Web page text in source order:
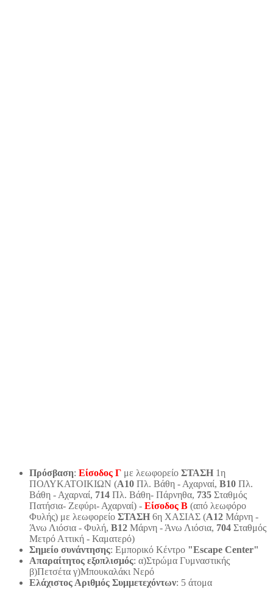
Πρόσβαση: Είσοδος Γ με λεωφορείο ΣΤΑΣΗ 1η
ΠΟΛΥΚΑΤΟΙΚΙΩΝ (Α10 Πλ. Βάθη - Αχαρναί, Β10 Πλ.
Βάθη - Αχαρναί, 714 Πλ. Βάθη- Πάρνηθα, 735 Σταθμός
Πατήσια- Ζεφύρι- Αχαρναί) - Είσοδος Β (από λεωφόρο
Φυλής) με λεωφορείο ΣΤΑΣΗ 6η ΧΑΣΙΑΣ (Α12 Μάρνη -
Άνω Λιόσια - Φυλή, Β12 Μάρνη - Άνω Λιόσια, 704 Σταθμός
Μετρό Αττική - Καματερό)
Σημείο συνάντησης: Εμπορικό Κέντρο "Escape Center"
Απαραίτητος εξοπλισμός: α)Στρώμα Γυμναστικής
β)Πετσέτα γ)Μπουκαλάκι Νερό
Ελάχιστος Αριθμός Συμμετεχόντων: 5 άτομα